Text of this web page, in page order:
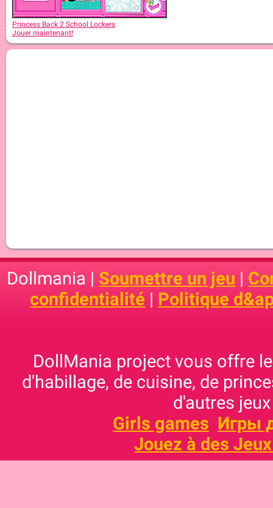
Princess Back 2 School Lockers
Jouer maintenant!
Dollmania | Soumettre un jeu |
confidentialité | Politique
DollMania project vous offre
d'habillage, de cuisine, de
d'autres
Girls games Игры
Jouez à des